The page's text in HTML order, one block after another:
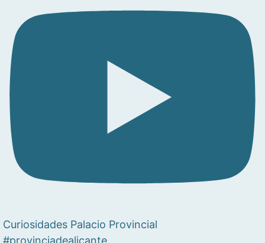
Curiosidades Palacio Provincial
#provinciadealicante